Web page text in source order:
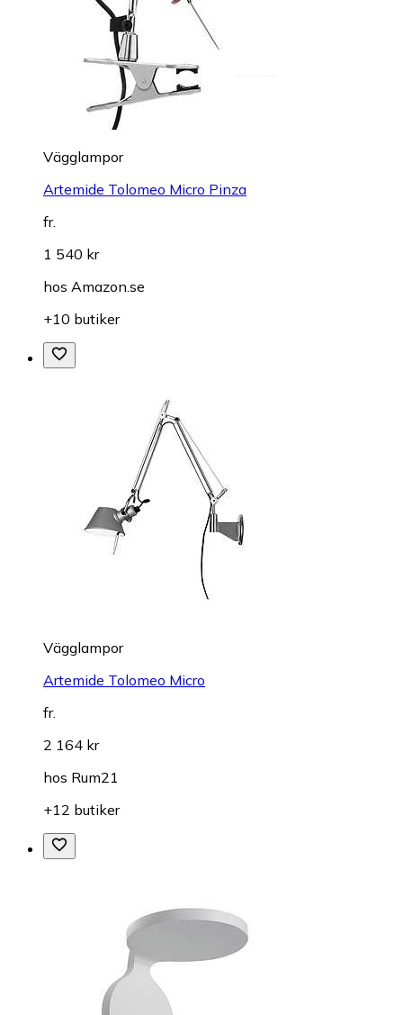
Vägglampor
Artemide Tolomeo Micro Pinza
fr.
1 540 kr
hos Amazon.se
+10 butiker
Vägglampor
Artemide Tolomeo Micro
fr.
2 164 kr
hos Rum21
+12 butiker